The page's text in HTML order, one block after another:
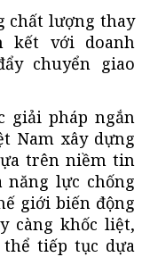
chất lượng thay
kết với doanh
chuyển giao
giải pháp ngắn
Nam xây dựng
trên niềm tin
lực chống
giới biến động
càng khốc liệt,
tiếp tục dựa